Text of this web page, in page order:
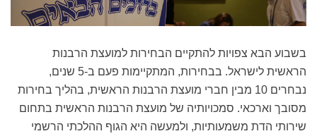
בשבוע הבא צפויות להתקיים הבחירות למועצת הרבנות
הראשית לישראל. בבחירות, המתקיימות פעם ב-5 שנים,
נבחרים 10 מבין חברי מועצת הרבנות הראשית, בהליך בחירות
מסובך וארכאי. סמכויותיה של מועצת הרבנות הראשית בתחום
שירותי הדת משמעותיות, ולמעשה היא הגוף ההלכתי הרשמי